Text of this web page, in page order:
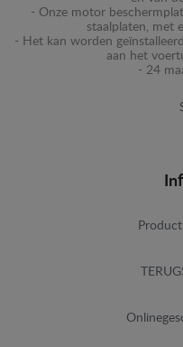
- Onze motor
staalplaten, met
- Het kan worden
aan het
- 24